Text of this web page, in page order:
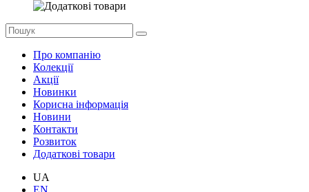
Про компанію
Колекції
Акції
Новинки
Корисна інформація
Новини
Контакти
Розвиток
Додаткові товари
UA
EN